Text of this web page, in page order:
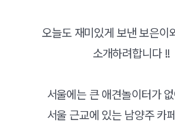
오늘도 재미있게 보낸 보은이
소개하려합니다 !!
서울에는 큰 애견놀이터가
서울 근교에 있는 남양주 카